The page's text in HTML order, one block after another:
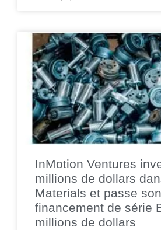
InMotion Ventures
millions de dollars
Materials et passe son
financement de série
millions de dollars